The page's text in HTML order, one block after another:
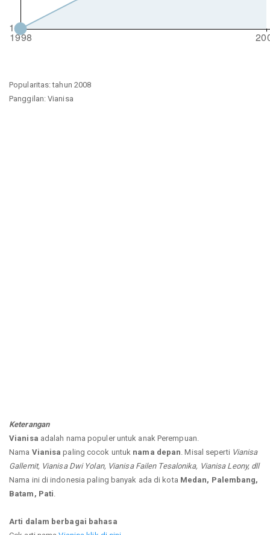
Popularitas: tahun 2008
Panggilan: Vianisa
Keterangan
Vianisa adalah nama populer untuk anak Perempuan.
Nama Vianisa paling cocok untuk nama depan . Misal seperti Vianisa
Gallemit, Vianisa Dwi Yolan, Vianisa Failen Tesalonika, Vianisa Leony, dll
Nama ini di indonesia paling banyak ada di kota Medan, Palembang,
Batam, Pati
Arti dalam berbagai bahasa